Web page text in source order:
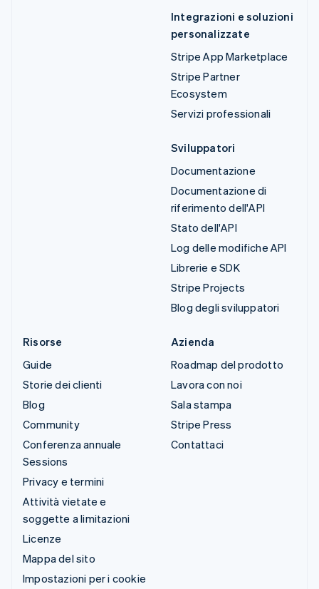
Integrazioni e soluzioni
personalizzate
Stripe App Marketplace
Stripe Partner
Ecosystem
Servizi professionali
Sviluppatori
Documentazione
Documentazione di
riferimento dell'API
Stato dell'API
Log delle modifiche API
Librerie e SDK
Stripe Projects
Blog degli sviluppatori
Risorse
Guide
Storie dei clienti
Blog
Community
Conferenza annuale
Sessions
Privacy e termini
Attività vietate e
soggette a limitazioni
Licenze
Mappa del sito
Impostazioni per i cookie
Azienda
Roadmap del prodotto
Lavora con noi
Sala stampa
Stripe Press
Contattaci